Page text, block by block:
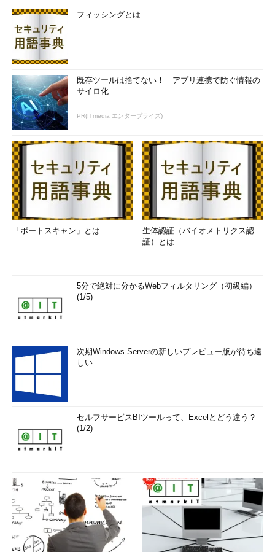
台湾の方が作っているようですので、英語のほかに繁体字の中
国語が使えますが、残念ながら日本語には対応していません。
Clonezilla Liveを使うには、まず、CDイメージファイルがあり
込み方は、＠IT Windows Insider .ISOファイルをCD-Rに書き込
むなどを参考にしてください。
作ったClonezilla LiveのCDをドライブにセットして、PCを
CD-ROMドライブからブートするようにBIOSを設定し、起動す
ると、CD-ROMドライブからClonezilla Liveが起動します。
ハードディスクのイメージファイルを準備する
フィッシングとは
既存ツールは捨てない！ アプリ連携で防ぐ情報の
サイロ化
PR(ITmedia エンタープライズ)
「ポートスキャン」とは
生体認証（バイオメトリクス認
証）とは
5分で絶対に分かるWebフィルタリング（初級編）
(1/5)
次期Windows Serverの新しいプレビュー版が待ち遠
しい
セルフサービスBIツールって、Excelとどう違う？
(1/2)